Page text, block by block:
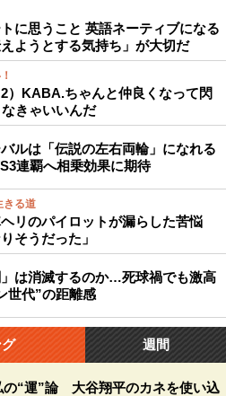
に思うこと 英語ネーティブになる
ようとする気持ち」が大切だ
）KABA.ちゃんと仲良くなって閃
きゃいいんだ
ルは「伝説の左右両輪」になれる
連覇へ相乗効果に期待
きる道
リのパイロットが漏らした苦悩
そうだった」
は消滅するのか…死球禍でも激高
世代”の距離感
週間
の“運”論 大谷翔平のカネを使い込